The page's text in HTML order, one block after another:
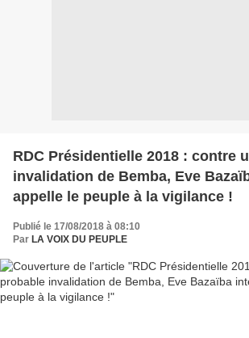
RDC Présidentielle 2018 : contre
invalidation de Bemba, Eve
appelle le peuple à la vigilance !
Publié le 17/08/2018 à 08:10
Par LA VOIX DU PEUPLE